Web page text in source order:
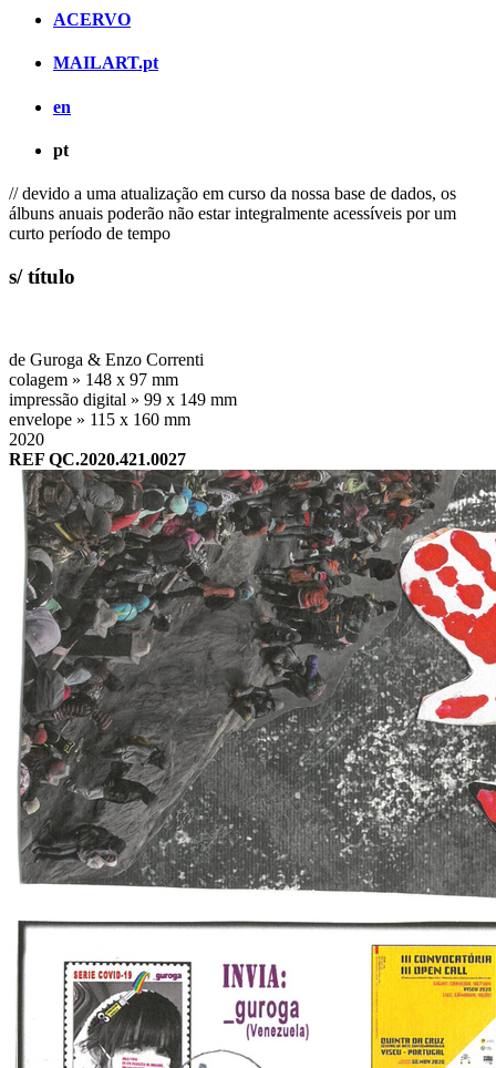
ACERVO
MAILART.pt
en
pt
// devido a uma atualização em curso da nossa base de dados, os
álbuns anuais poderão não estar integralmente acessíveis por um
curto período de tempo
s/ título
de Guroga & Enzo Correnti
colagem » 148 x 97 mm
impressão digital » 99 x 149 mm
envelope » 115 x 160 mm
2020
REF QC.2020.421.0027